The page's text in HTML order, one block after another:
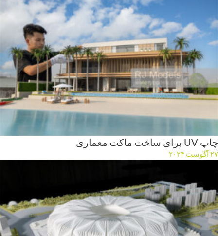
چاپ UV برای ساخت ماکت معماری
۲۷ آگوست ۲۰۲۴